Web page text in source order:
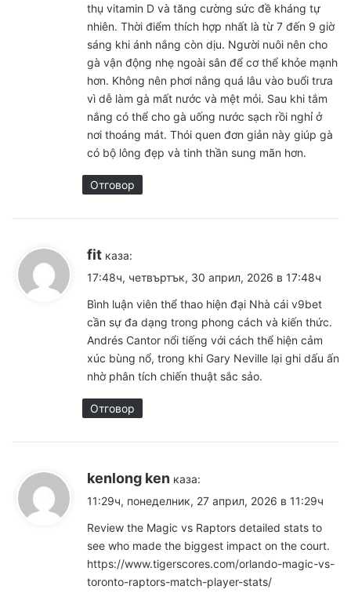
thụ vitamin D và tăng cường sức đề kháng tự
nhiên. Thời điểm thích hợp nhất là từ 7 đến 9 giờ
sáng khi ánh nắng còn dịu. Người nuôi nên cho
gà vận động nhẹ ngoài sân để cơ thể khỏe mạnh
hơn. Không nên phơi nắng quá lâu vào buổi trưa
vì dễ làm gà mất nước và mệt mỏi. Sau khi tắm
nắng có thể cho gà uống nước sạch rồi nghỉ ở
nơi thoáng mát. Thói quen đơn giản này giúp gà
có bộ lông đẹp và tinh thần sung mãn hơn.
Отговор
fit каза:
17:48ч, четвъртък, 30 април, 2026 в 17:48ч
Bình luận viên thể thao hiện đại Nhà cái v9bet
cần sự đa dạng trong phong cách và kiến thức.
Andrés Cantor nổi tiếng với cách thể hiện cảm
xúc bùng nổ, trong khi Gary Neville lại ghi dấu ấn
nhờ phân tích chiến thuật sắc sảo.
Отговор
kenlong ken каза:
11:29ч, понеделник, 27 април, 2026 в 11:29ч
Review the Magic vs Raptors detailed stats to
see who made the biggest impact on the court.
https://www.tigerscores.com/orlando-magic-vs-
toronto-raptors-match-player-stats/